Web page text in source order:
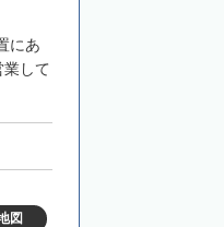
にあ
して
図